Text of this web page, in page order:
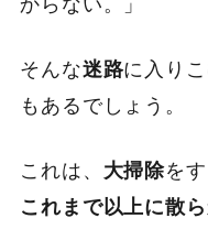
そんな迷路に入り
もあるでしょう。
これは、 大掃除を
これまで以上に散